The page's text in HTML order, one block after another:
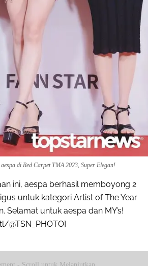
di Red Carpet TMA 2023, Super Elegan!
ini, aespa berhasil memboyong 2
untuk kategori Artist of The Year
Selamat untuk aespa dan MY’s!
@TSN_PHOTO]